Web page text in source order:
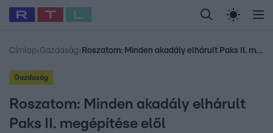
Legfrissebb RTL Híradó Randi Celeb vagyok,
Babits Marcella Most Wanted Gallusz
Címlap›Gazdaság› Roszatom: Minden akadály elhárult Paks II. megépítése elől
Gazdaság
Roszatom: Minden akadály elhárult
Paks II. megépítése elől